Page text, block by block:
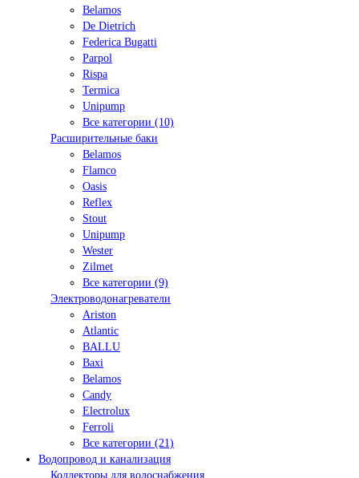
Belamos
De Dietrich
Federica Bugatti
Parpol
Rispa
Termica
Unipump
Все категории (10)
Расширительные баки
Belamos
Flamco
Oasis
Reflex
Stout
Unipump
Wester
Zilmet
Все категории (9)
Электроводонагреватели
Ariston
Atlantic
BALLU
Baxi
Belamos
Candy
Electrolux
Ferroli
Все категории (21)
Водопровод и канализация
Коллекторы для водоснабжения